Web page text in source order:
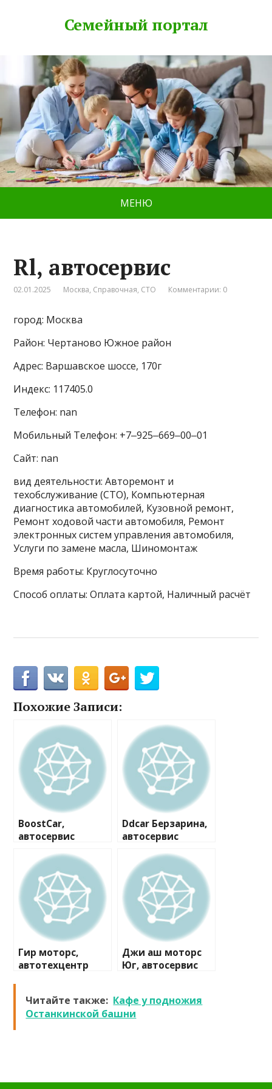
Семейный портал
МЕНЮ
Rl, автосервис
02.01.2025 Москва, Справочная, СТО Комментарии: 0
город: Москва
Район: Чертаново Южное район
Адрес: Варшавское шоссе, 170г
Индекс: 117405.0
Телефон: nan
Мобильный Телефон: +7‒925‒669‒00‒01
Сайт: nan
вид деятельности: Авторемонт и
техобслуживание (СТО), Компьютерная
диагностика автомобилей, Кузовной ремонт,
Ремонт ходовой части автомобиля, Ремонт
электронных систем управления автомобиля,
Услуги по замене масла, Шиномонтаж
Время работы: Круглосуточно
Способ оплаты: Оплата картой, Наличный расчёт
Похожие Записи:
BoostCar,
автосервис
Ddcar Берзарина,
автосервис
Гир моторс,
автотехцентр
Джи аш моторс
Юг, автосервис
Читайте также: Кафе у подножия
Останкинской башни